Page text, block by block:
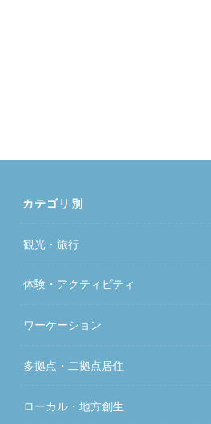
カテゴリ別
観光・旅行
体験・アクティビティ
ワーケーション
多拠点・二拠点居住
ローカル・地方創生